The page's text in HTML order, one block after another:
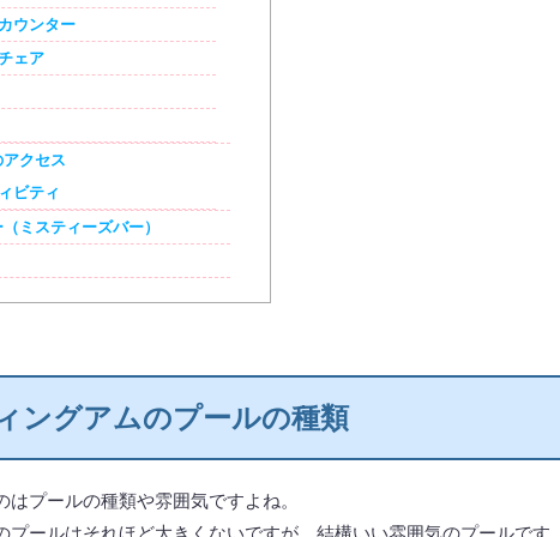
ウンター
ェア
アクセス
ビティ
ミスティーズバー）
ングアムのプールの種類
はプールの種類や雰囲気ですよね。
プールはそれほど大きくないですが、結構いい雰囲気のプールです。